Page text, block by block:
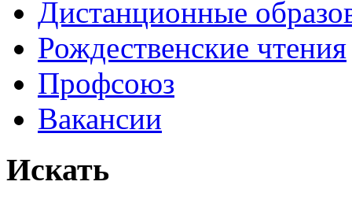
Дистанционные
Рождественские чтения
Профсоюз
Вакансии
Искать